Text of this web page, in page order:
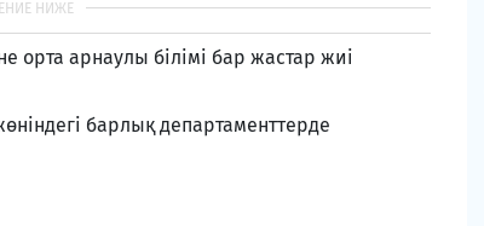
орта арнаулы білімі бар жастар жиі
барлық департаменттерде